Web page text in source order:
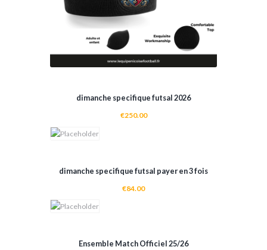
dimanche specifique futsal 2026
€250.00
dimanche specifique futsal payer en 3 fois
€84.00
Ensemble Match Officiel 25/26